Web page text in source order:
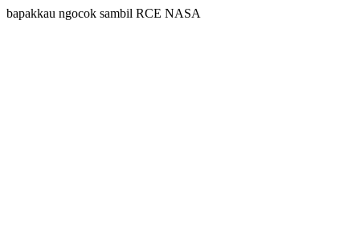
bapakkau ngocok sambil RCE NASA